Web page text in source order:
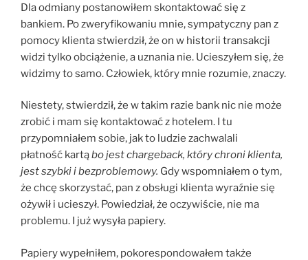
Dla odmiany postanowiłem skontaktować się z
bankiem. Po zweryfikowaniu mnie, sympatyczny pan z
pomocy klienta stwierdził, że on w historii transakcji
widzi tylko obciążenie, a uznania nie. Ucieszyłem się, że
widzimy to samo. Człowiek, który mnie rozumie, znaczy.
Niestety, stwierdził, że w takim razie bank nic nie może
zrobić i mam się kontaktować z hotelem. I tu
przypomniałem sobie, jak to ludzie zachwalali
płatność kartąbo jest chargeback, który chroni klienta,
jest szybki i bezproblemowy. Gdy wspomniałem o tym,
że chcę skorzystać, pan z obsługi klienta wyraźnie się
ożywił i ucieszył. Powiedział, że oczywiście, nie ma
problemu. I już wysyła papiery.
Papiery wypełniłem, pokorespondowałem także